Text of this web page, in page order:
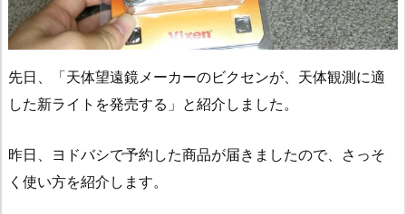
先日、「天体望遠鏡メーカーのビクセンが、天体観測に適
した新ライトを発売する」と紹介しました。
昨日、ヨドバシで予約した商品が届きましたので、さっそ
く使い方を紹介します。